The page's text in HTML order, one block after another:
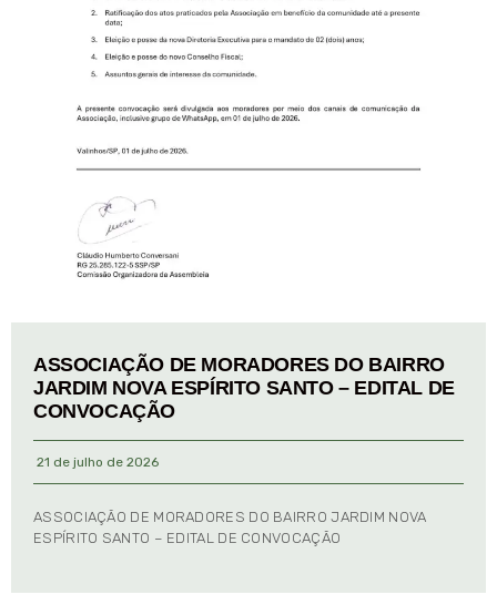
ASSOCIAÇÃO DE MORADORES DO BAIRRO
JARDIM NOVA ESPÍRITO SANTO – EDITAL DE
CONVOCAÇÃO
21 de julho de 2026
ASSOCIAÇÃO DE MORADORES DO BAIRRO JARDIM NOVA
ESPÍRITO SANTO – EDITAL DE CONVOCAÇÃO